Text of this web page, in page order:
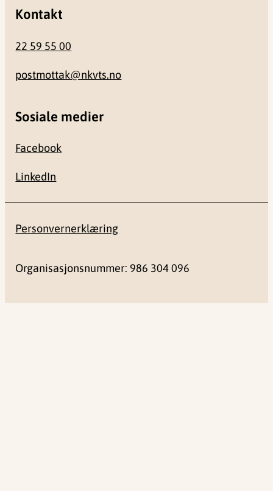
Kontakt
22 59 55 00
postmottak@nkvts.no
Sosiale medier
Facebook
LinkedIn
Personvernerklæring
Organisasjonsnummer: 986 304 096